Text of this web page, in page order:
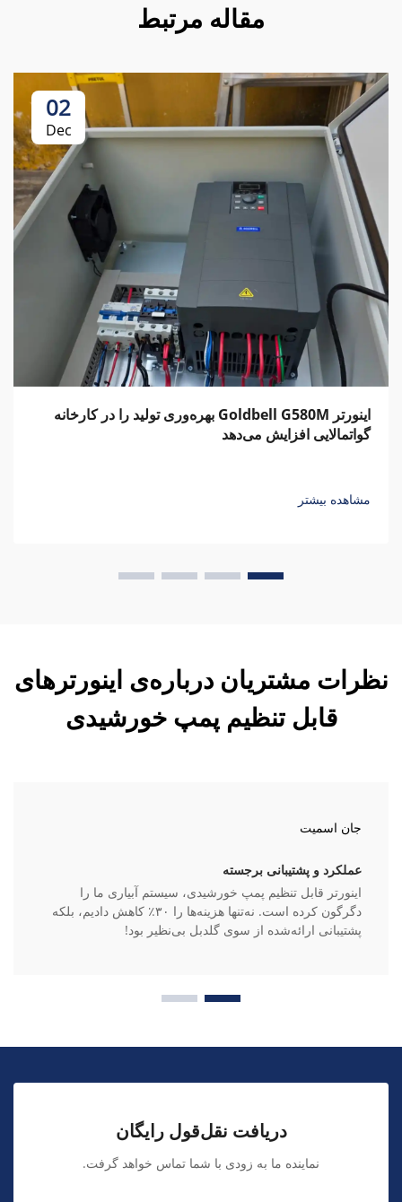
مقاله مرتبط
02
Dec
اینورتر Goldbell G580M بهره‌وری تولید را در کارخانه
گواتمالایی افزایش می‌دهد
مشاهده بیشتر
نظرات مشتریان درباره‌ی اینورترهای
قابل تنظیم پمپ خورشیدی
جان اسمیت
عملکرد و پشتیبانی برجسته
اینورتر قابل تنظیم پمپ خورشیدی، سیستم آبیاری ما را
دگرگون کرده است. نه‌تنها هزینه‌ها را ۳۰٪ کاهش دادیم، بلکه
پشتیبانی ارائه‌شده از سوی گلدبل بی‌نظیر بود!
دریافت نقل‌قول رایگان
نماینده ما به زودی با شما تماس خواهد گرفت.